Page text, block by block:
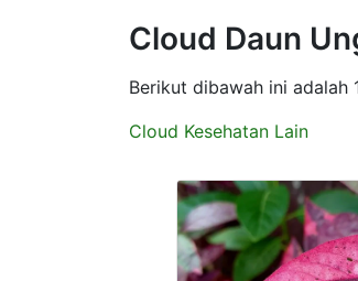
Cloud Daun
Berikut dibawah ini
Cloud Kesehatan Lain